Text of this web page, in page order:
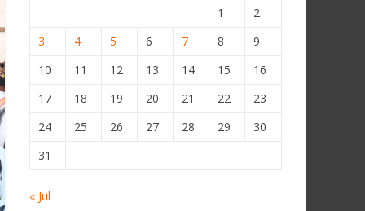
1
2
3
4 5 6 7 8
9
10
11 12 13 14 15
16
17
18 19 20 21 22
23
24
25 26 27 28 29
30
31
« Jul